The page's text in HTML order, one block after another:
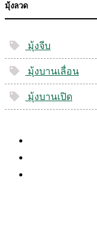
มุ้งลวด
มุ้งจีบ
มุ้งบานเลื่อน
มุ้งบานเปิด